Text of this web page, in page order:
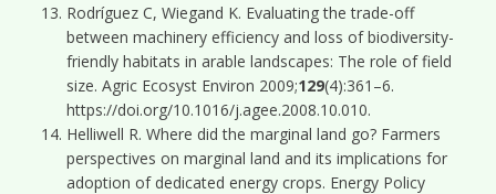
Rodríguez C, Wiegand K. Evaluating the trade-off
between machinery efficiency and loss of biodiversity-
friendly habitats in arable landscapes: The role of field
size. Agric Ecosyst Environ 2009;129(4):361–6.
https://doi.org/10.1016/j.agee.2008.10.010.
Helliwell R. Where did the marginal land go? Farmers
perspectives on marginal land and its implications for
adoption of dedicated energy crops. Energy Policy